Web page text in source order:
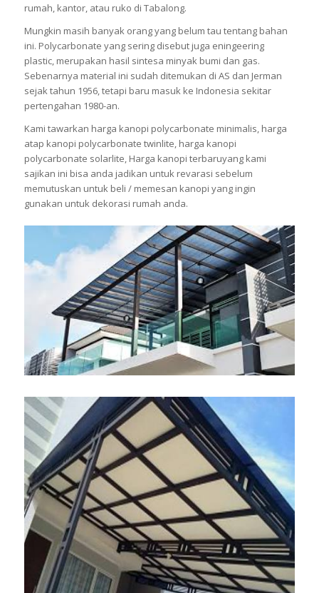
rumah, kantor, atau ruko di Tabalong.
Mungkin masih banyak orang yang belum tau tentang bahan
ini. Polycarbonate yang sering disebut juga eningeering
plastic, merupakan hasil sintesa minyak bumi dan gas.
Sebenarnya material ini sudah ditemukan di AS dan Jerman
sejak tahun 1956, tetapi baru masuk ke Indonesia sekitar
pertengahan 1980-an.
Kami tawarkan harga kanopi polycarbonate minimalis, harga
atap kanopi polycarbonate twinlite, harga kanopi
polycarbonate solarlite, Harga kanopi terbaruyang kami
sajikan ini bisa anda jadikan untuk revarasi sebelum
memutuskan untuk beli / memesan kanopi yang ingin
gunakan untuk dekorasi rumah anda.